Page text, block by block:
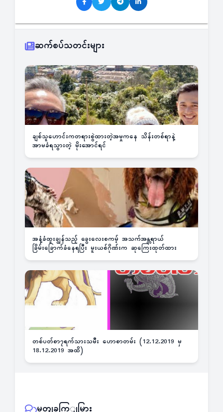
ဆက်စပ်သတင်းများ
ချစ်သူဟောင်းကတရားစွဲထားတဲ့အမှုကနေ သိန်းတစ်ရာနဲ့
အာမခံရသွားတဲ့ မိုးအောင်ရင်
အနံ့ခံထူးချွန်သည့် ခွေးလေးစကမ့် အသက်အန္တရာယ်
ခြိမ်းခြောက်ခံနေရပြီး မူးယစ်ဂိုဏ်းက ဆုကြေးထုတ်ထား
တစ်ပတ်စာ၇ရက်သားသမီး ဟောစာတမ်း (12.12.2019 မှ
18.12.2019 အထိ)